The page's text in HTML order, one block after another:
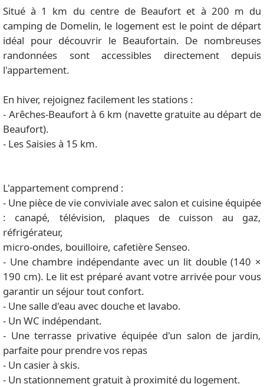
Situé à 1 km du centre de Beaufort et à 200 m du
camping de Domelin, le logement est le point de départ
idéal pour découvrir le Beaufortain. De nombreuses
randonnées sont accessibles directement depuis
l'appartement.
En hiver, rejoignez facilement les stations :
- Arêches-Beaufort à 6 km (navette gratuite au départ de
Beaufort).
- Les Saisies à 15 km.
L'appartement comprend :
- Une pièce de vie conviviale avec salon et cuisine équipée
: canapé, télévision, plaques de cuisson au gaz,
réfrigérateur,
micro-ondes, bouilloire, cafetière Senseo.
- Une chambre indépendante avec un lit double (140 ×
190 cm). Le lit est préparé avant votre arrivée pour vous
garantir un séjour tout confort.
- Une salle d'eau avec douche et lavabo.
- Un WC indépendant.
- Une terrasse privative équipée d'un salon de jardin,
parfaite pour prendre vos repas
- Un casier à skis.
- Un stationnement gratuit à proximité du logement.